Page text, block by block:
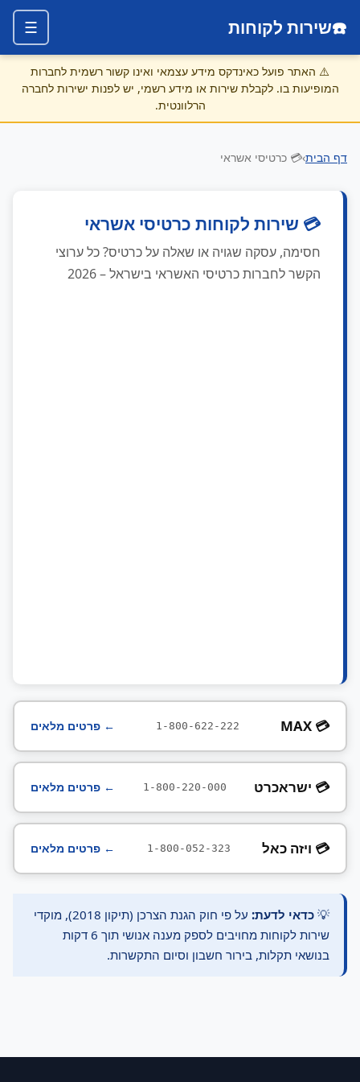
☎️שירות לקוחות ☰
⚠️ האתר פועל כאינדקס מידע עצמאי ואינו קשור רשמית לחברות
המופיעות בו. לקבלת שירות או מידע רשמי, יש לפנות ישירות לחברה
הרלוונטית.
דף הבית›💳 כרטיסי אשראי
💳 שירות לקוחות כרטיסי אשראי
חסימה, עסקה שגויה או שאלה על כרטיס? כל ערוצי
הקשר לחברות כרטיסי האשראי בישראל – 2026
💳 MAX
1-800-622-222 ← פרטים מלאים
💳 ישראכרט 1-800-220-000 ← פרטים מלאים
💳 ויזה כאל 1-800-052-323 ← פרטים מלאים
💡 כדאי לדעת:
על פי חוק הגנת הצרכן (תיקון 2018), מוקדי
שירות לקוחות מחויבים לספק מענה אנושי תוך 6 דקות
בנושאי תקלות, בירור חשבון וסיום התקשרות.